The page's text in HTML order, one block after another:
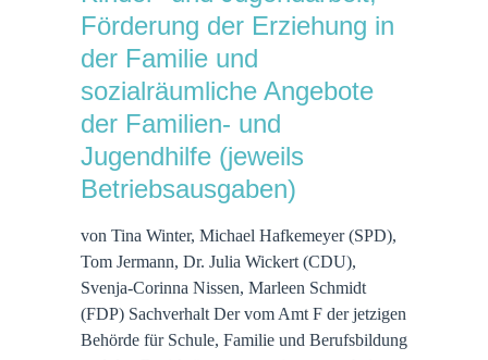
Förderung der Erziehung in
der Familie und
sozialräumliche Angebote
der Familien- und
Jugendhilfe (jeweils
Betriebsausgaben)
von Tina Winter, Michael Hafkemeyer (SPD),
Tom Jermann, Dr. Julia Wickert (CDU),
Svenja-Corinna Nissen, Marleen Schmidt
(FDP) Sachverhalt Der vom Amt F der jetzigen
Behörde für Schule, Familie und Berufsbildung